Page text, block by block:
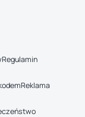
Regulamin
Reklama